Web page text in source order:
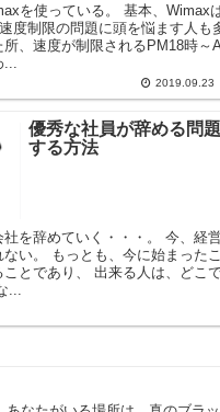
を使っている。 基本、Wimax
度制限の問題に頭を悩ます人も
、速度が制限されるPM18時～
2019.09.23
優秀な社員が辞める問
する方法
を辞めていく・・・。 今、経
い。 もっとも、今に始まった
ことであり、 出来る人は、どこ
...